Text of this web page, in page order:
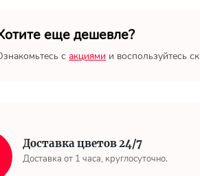
еще дешевле?
сакциями и воспользуйтесь
Доставка цветов 24/7
Доставка от 1 часа, круглосуточно.